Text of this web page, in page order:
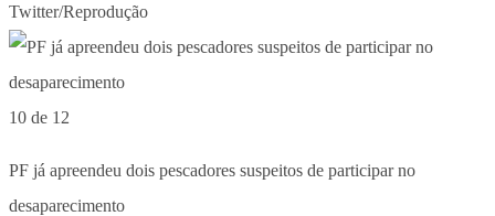
Twitter/Reprodução
10 de 12
PF já apreendeu dois pescadores suspeitos de participar no
desaparecimento